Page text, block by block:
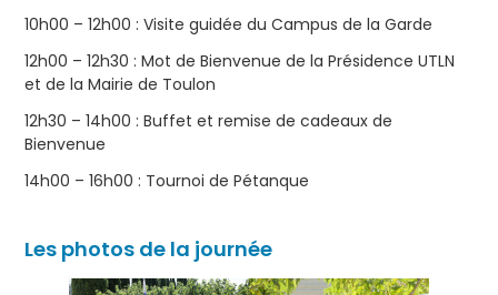
10h00 – 12h00 : Visite guidée du Campus de la Garde
12h00 – 12h30 : Mot de Bienvenue de la Présidence UTLN
et de la Mairie de Toulon
12h30 – 14h00 : Buffet et remise de cadeaux de
Bienvenue
14h00 – 16h00 : Tournoi de Pétanque
Les photos de la journée